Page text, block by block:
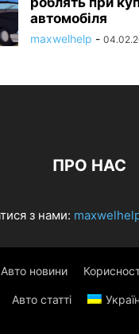
автомобіля
maxwelhelp -
ПРО НАС
з нами:
Авто новини
Авто статті